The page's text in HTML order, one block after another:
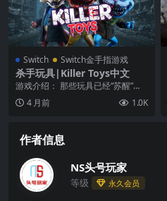
Switch Switch金手指游戏
杀手玩具|Killer Toys中文
游戏介绍： 那些玩具已经“苏醒”
了。不过，它们并没有在玩耍。 在
《Killer ...
4 月前 1.0K
作者信息
NS头号玩家
等级 永久会员